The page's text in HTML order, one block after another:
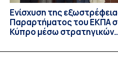
Ενίσχυση της
Παραρτήματος του ΕΚΠΑ
Κύπρο μέσω στρατηγικών